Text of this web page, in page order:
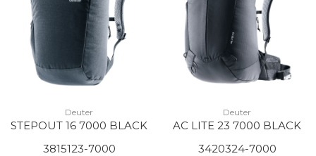
Deuter
STEPOUT 16 7000 BLACK
3815123-7000
Deuter
AC LITE 23 7000 BLACK
3420324-7000